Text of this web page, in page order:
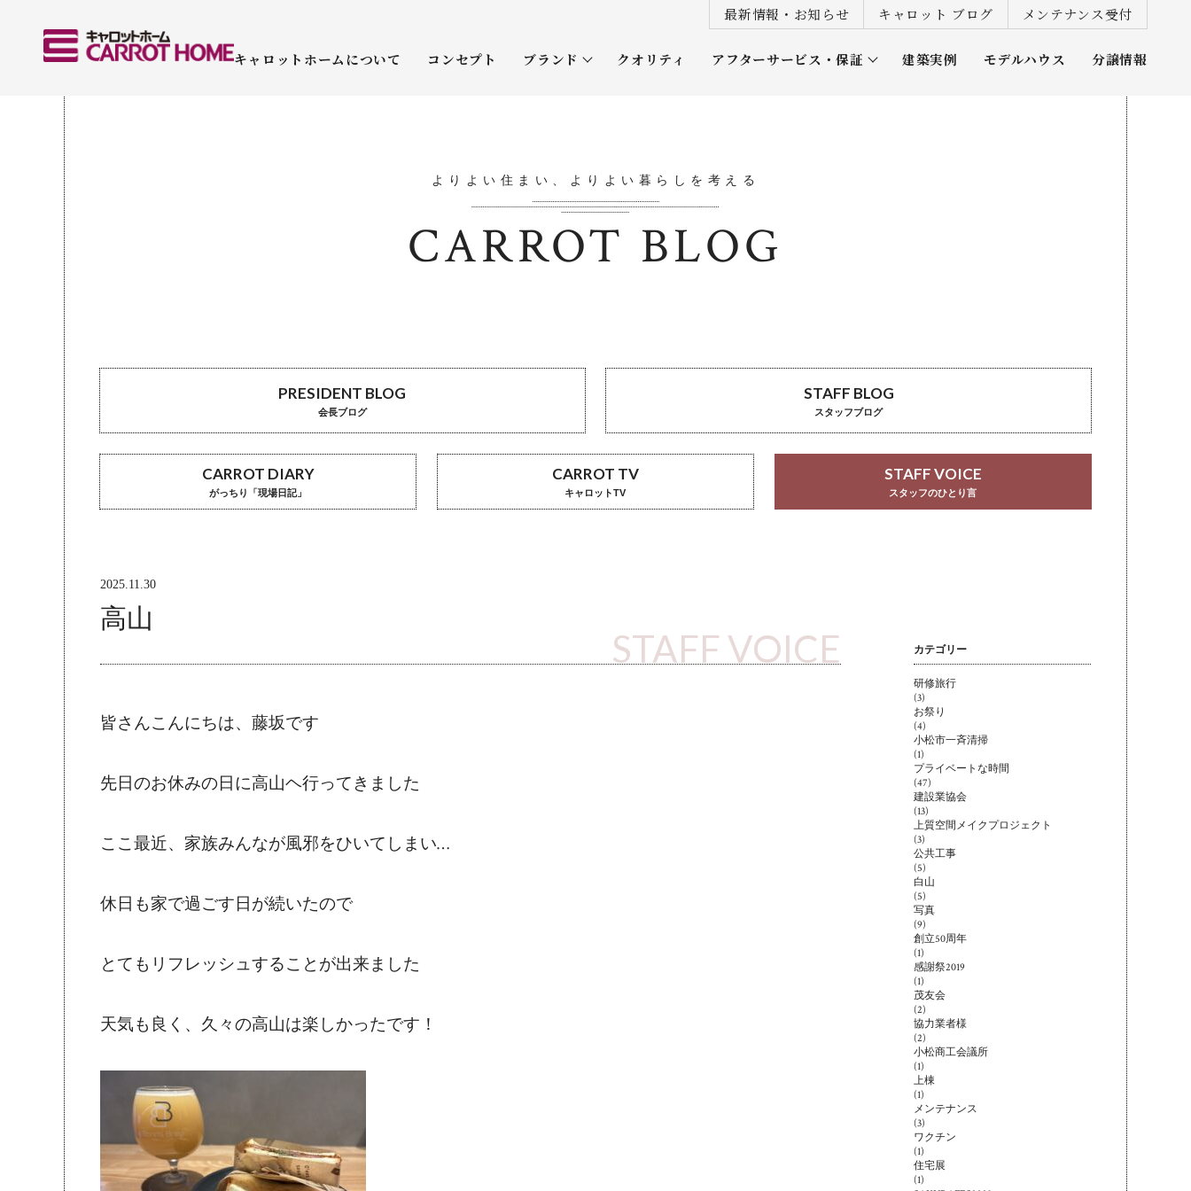
最新情報・お知らせ キャロット ブログ メンテナンス受付
キャロットホームについて コンセプト ブランド
平屋
クオリティ アフターサービス・保証 建築実例 モデルハウス 分譲情報
よりよい住まい、よりよい暮らしを考える
CARROT BLOG
PRESIDENT BLOG
会長ブログ
STAFF BLOG
スタッフブログ
CARROT DIARY
がっちり「現場日記」
CARROT TV
キャロットTV
STAFF VOICE
スタッフのひとり言
2025.11.30
高山
STAFF VOICE
皆さんこんにちは、藤坂です
先日のお休みの日に高山ヘ行ってきました
ここ最近、家族みんなが風邪をひいてしまい…
休日も家で過ごす日が続いたので
とてもリフレッシュすることが出来ました
天気も良く、久々の高山は楽しかったです！
カテゴリー
研修旅行
(3)
お祭り
(4)
小松市一斉清掃
(1)
プライベートな時間
(47)
建設業協会
(13)
上質空間メイクプロジェクト
(3)
公共工事
(5)
白山
(5)
写真
(9)
創立50周年
(1)
感謝祭2019
(1)
茂友会
(2)
協力業者様
(2)
小松商工会議所
(1)
上棟
(1)
メンテナンス
(3)
ワクチン
(1)
住宅展
(1)